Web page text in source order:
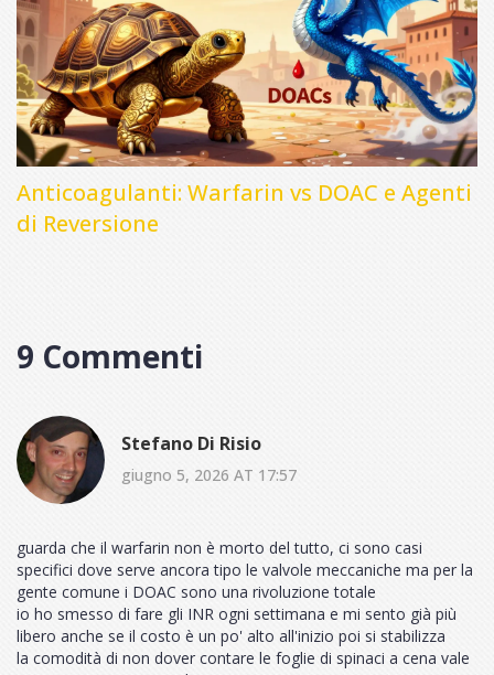
Anticoagulanti: Warfarin vs DOAC e Agenti
di Reversione
9 Commenti
Stefano Di Risio
giugno 5, 2026 AT 17:57
guarda che il warfarin non è morto del tutto, ci sono casi
specifici dove serve ancora tipo le valvole meccaniche ma per la
gente comune i DOAC sono una rivoluzione totale
io ho smesso di fare gli INR ogni settimana e mi sento già più
libero anche se il costo è un po' alto all'inizio poi si stabilizza
la comodità di non dover contare le foglie di spinaci a cena vale